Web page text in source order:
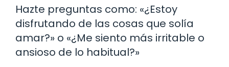
Hazte preguntas como: «¿Estoy
disfrutando de las cosas que solía
amar?» o «¿Me siento más irritable o
ansioso de lo habitual?»